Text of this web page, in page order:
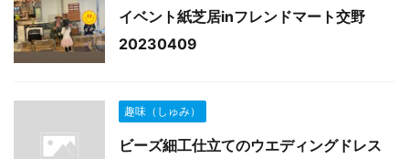
イベント紙芝居inフレンドマート交野
20230409
趣味（しゅみ）
ビーズ細工仕立てのウエディングドレス